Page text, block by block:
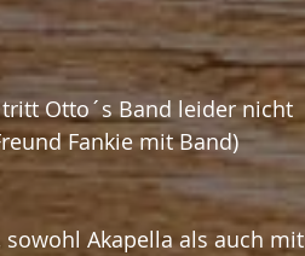
Otto´s Band leider nicht
Fankie mit Band)
Akapella als auch mit